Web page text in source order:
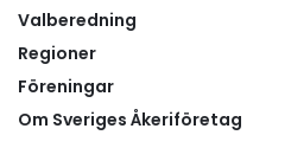
Valberedning
Regioner
Föreningar
Om Sveriges Åkeriföretag